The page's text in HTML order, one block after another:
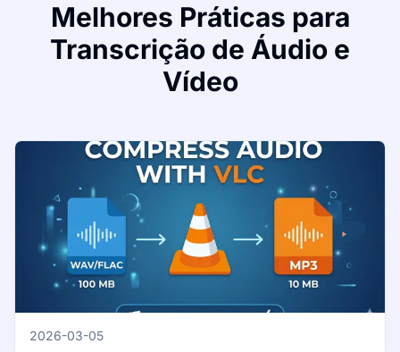
Melhores Práticas para
Transcrição de Áudio e
Vídeo
2026-03-05